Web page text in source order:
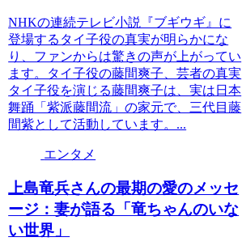
NHKの連続テレビ小説『ブギウギ』に
登場するタイ子役の真実が明らかにな
り、ファンからは驚きの声が上がってい
ます。タイ子役の藤間爽子、芸者の真実
タイ子役を演じる藤間爽子は、実は日本
舞踊「紫派藤間流」の家元で、三代目藤
間紫として活動しています。...
エンタメ
上島竜兵さんの最期の愛のメッセ
ージ：妻が語る「竜ちゃんのいな
い世界」